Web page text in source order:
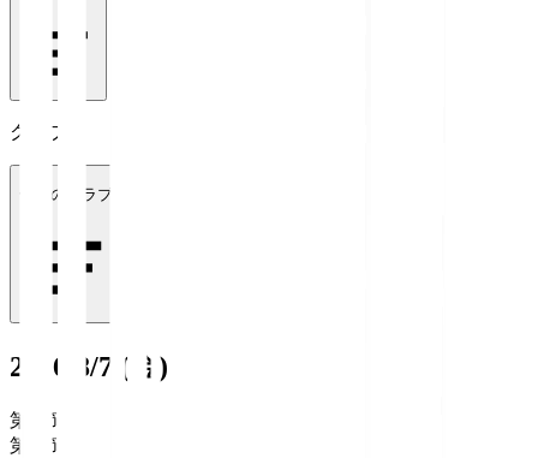
クラブ
全てのクラブ
2026/8/7 (金)
第1節
第1節